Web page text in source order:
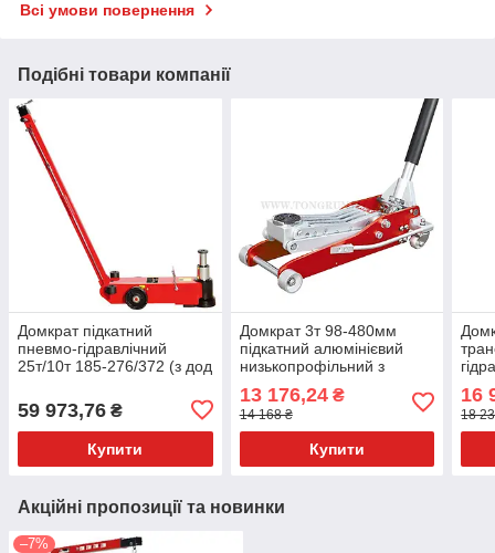
Всі умови повернення
Подібні товари компанії
Домкрат підкатний
пневмо-гідравлічний
25т/10т 185-276/372 (з дод
TRA25-2A
59 973,76 ₴
Купити
Домкрат 3т 98-480мм
підкатний алюмінієвий
низькопрофільний з
T830003XL TORIN
13 176,24₴
14 168 ₴
Купити
1
16
18
Акційні пропозиції та новинки
–7%